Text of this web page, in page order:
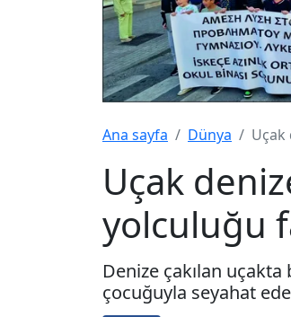
Ana sayfa Dünya Uçak
Uçak
yolculuğu
Denize çakılan
çocuğuyla seyahat